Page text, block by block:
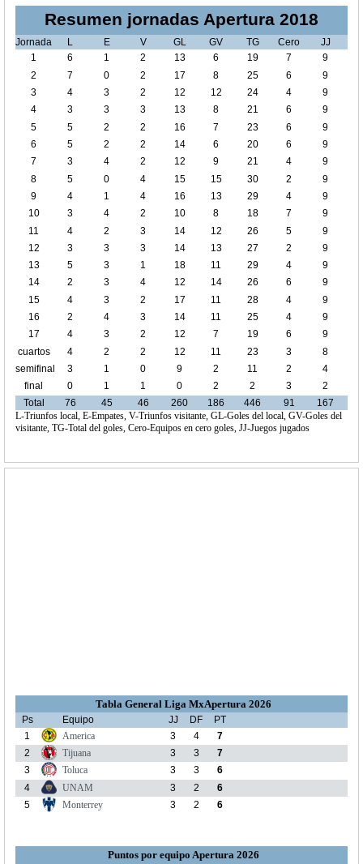
Resumen jornadas Apertura 2018
Jornada L E V GL GV TG Cero
JJ
1
6 1 2 13 6 19 7
9
2
7 0 2 17 8 25 6
9
3
4 3 2 12 12 24 4
9
4
3 3 3 13 8 21 6
9
5
5 2 2 16 7 23 6
9
6
5 2 2 14 6 20 6
9
7
3 4 2 12 9 21 4
9
8
5 0 4 15 15 30 2
9
9
4 1 4 16 13 29 4
9
10
3 4 2 10 8 18 7
9
11
4 2 3 14 12 26 5
9
12
3 3 3 14 13 27 2
9
13
5 3 1 18 11 29 4
9
14
2 3 4 12 14 26 6
9
15
4 3 2 17 11 28 4
9
16
2 4 3 14 11 25 4
9
17
4 3 2 12 7 19 6
9
cuartos
de final
4 2 2 12 11 23 3
8
semifinal
3 1 0 9 2 11 2
4
final
0 1 1 0 2 2 3
2
Total
76 45 46 260 186 446 91
167
L-Triunfos local, E-Empates, V-Triunfos visitante, GL-Goles del local, GV-Goles del
visitante, TG-Total del goles, Cero-Equipos en cero goles, JJ-Juegos jugados
Tabla General Liga MxApertura 2026
Ps Equipo JJ DF
PT
1
America 3 4
7
2
Tijuana 3 3
7
3
Toluca 3 3
6
4
UNAM 3 2
6
5
Monterrey 3 2 6
Puntos por equipo Apertura 2026